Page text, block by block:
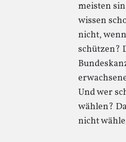
meisten
wissen
nicht,
schützen?
Und wer
wählen?
nicht